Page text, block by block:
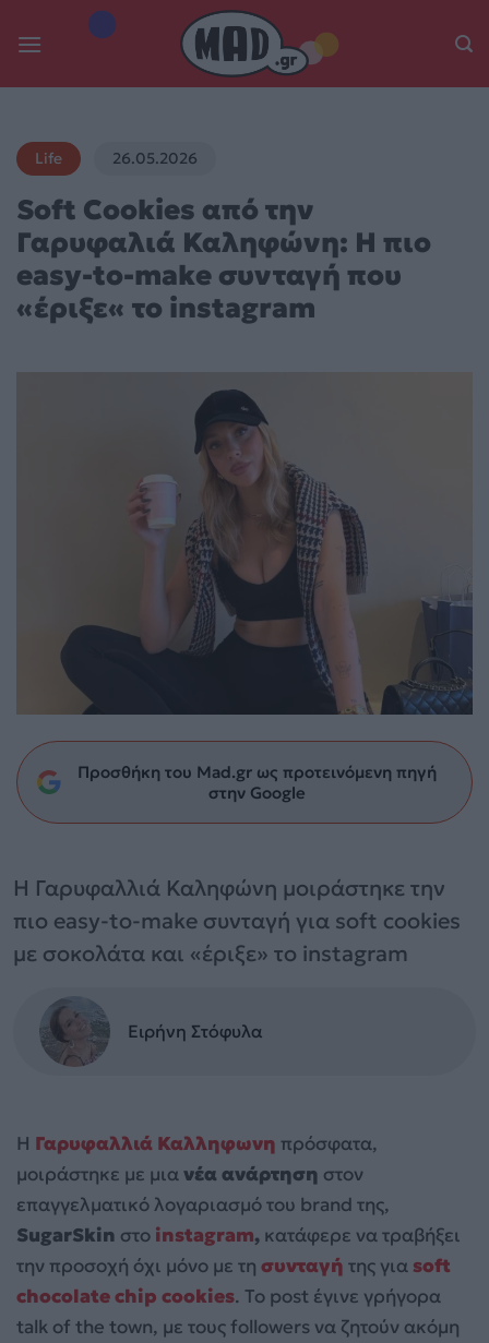
Life 26.05.2026
Soft Cookies από την
Γαρυφαλιά Καληφώνη: Η πιο
easy-to-make συνταγή που
«έριξε« το instagram
Προσθήκη του Mad.gr ως προτεινόμενη πηγή
στην Google
Η Γαρυφαλλιά Καληφώνη μοιράστηκε την
πιο easy-to-make συνταγή για soft cookies
με σοκολάτα και «έριξε» το instagram
Ειρήνη Στόφυλα
Η Γαρυφαλλιά Καλληφωνη πρόσφατα,
μοιράστηκε με μιανέα ανάρτηση στον
επαγγελματικό λογαριασμό του brand της,
SugarSkin στο instagram, κατάφερε να τραβήξει
την προσοχή όχι μόνο με τη συνταγή της για soft
chocolate chip cookies. Το post έγινε γρήγορα
talk of the town, με τους followers να ζητούν ακόμη